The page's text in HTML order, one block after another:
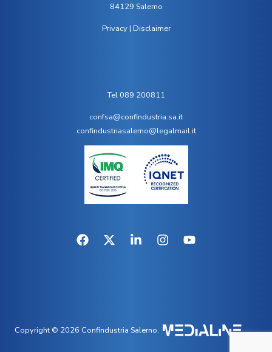
84129 Salerno
Privacy| Disclaimer
Tel 089 200811
confsa@confindustria.sa.it
confindustriasalerno@legalmail.it
Copyright © 2026 Confindustria Salerno.